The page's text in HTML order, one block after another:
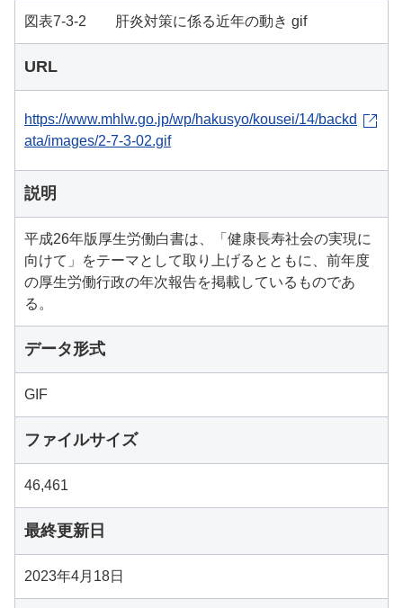
図表7-3-2 肝炎対策に係る近年の動き gif
URL
https://www.mhlw.go.jp/wp/hakusyo/kousei/14/backd
ata/images/2-7-3-02.gif
説明
平成26年版厚生労働白書は、「健康長寿社会の実現に
向けて」をテーマとして取り上げるとともに、前年度
の厚生労働行政の年次報告を掲載しているものであ
る。
データ形式
GIF
ファイルサイズ
46,461
最終更新日
2023年4月18日